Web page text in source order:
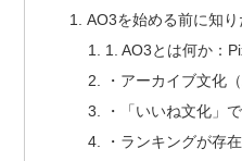
AO3を始める前に知り
1. AO3とは何か：
・アーカイブ文化
・「いいね文化」
・ランキングが存